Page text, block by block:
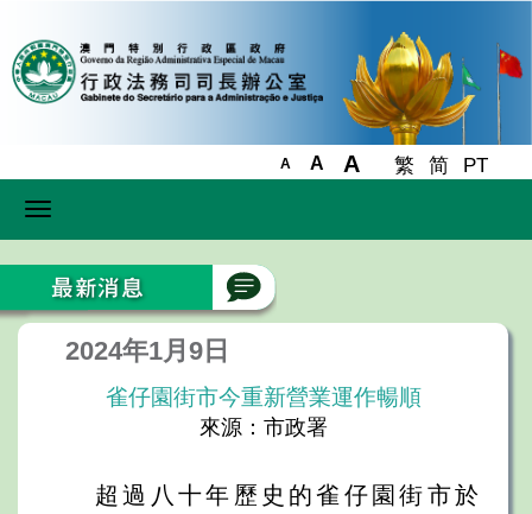
A A A 繁 简 PT
Toggle
2024年1月9日
雀仔園街市今重新營業運作暢順
來源：市政署
超過八十年歷史的雀仔園街市於